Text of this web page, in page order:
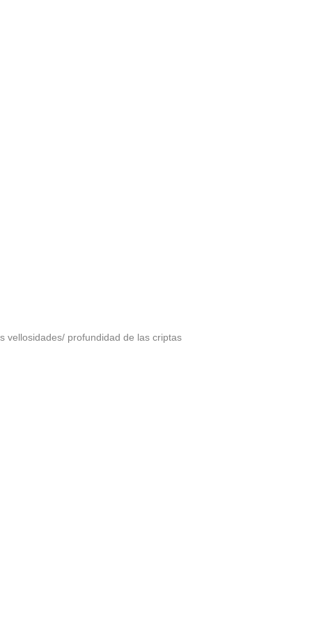
vellosidades/ profundidad de las criptas